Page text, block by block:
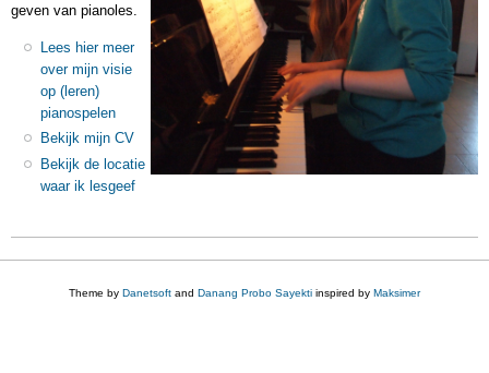
geven van pianoles.
Lees hier meer
over mijn visie
op (leren)
pianospelen
Bekijk mijn CV
Bekijk de locatie
waar ik lesgeef
Theme by Danetsoft and Danang Probo Sayekti inspired by Maksimer